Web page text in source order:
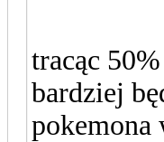
tracąc
bardziej
pokemona